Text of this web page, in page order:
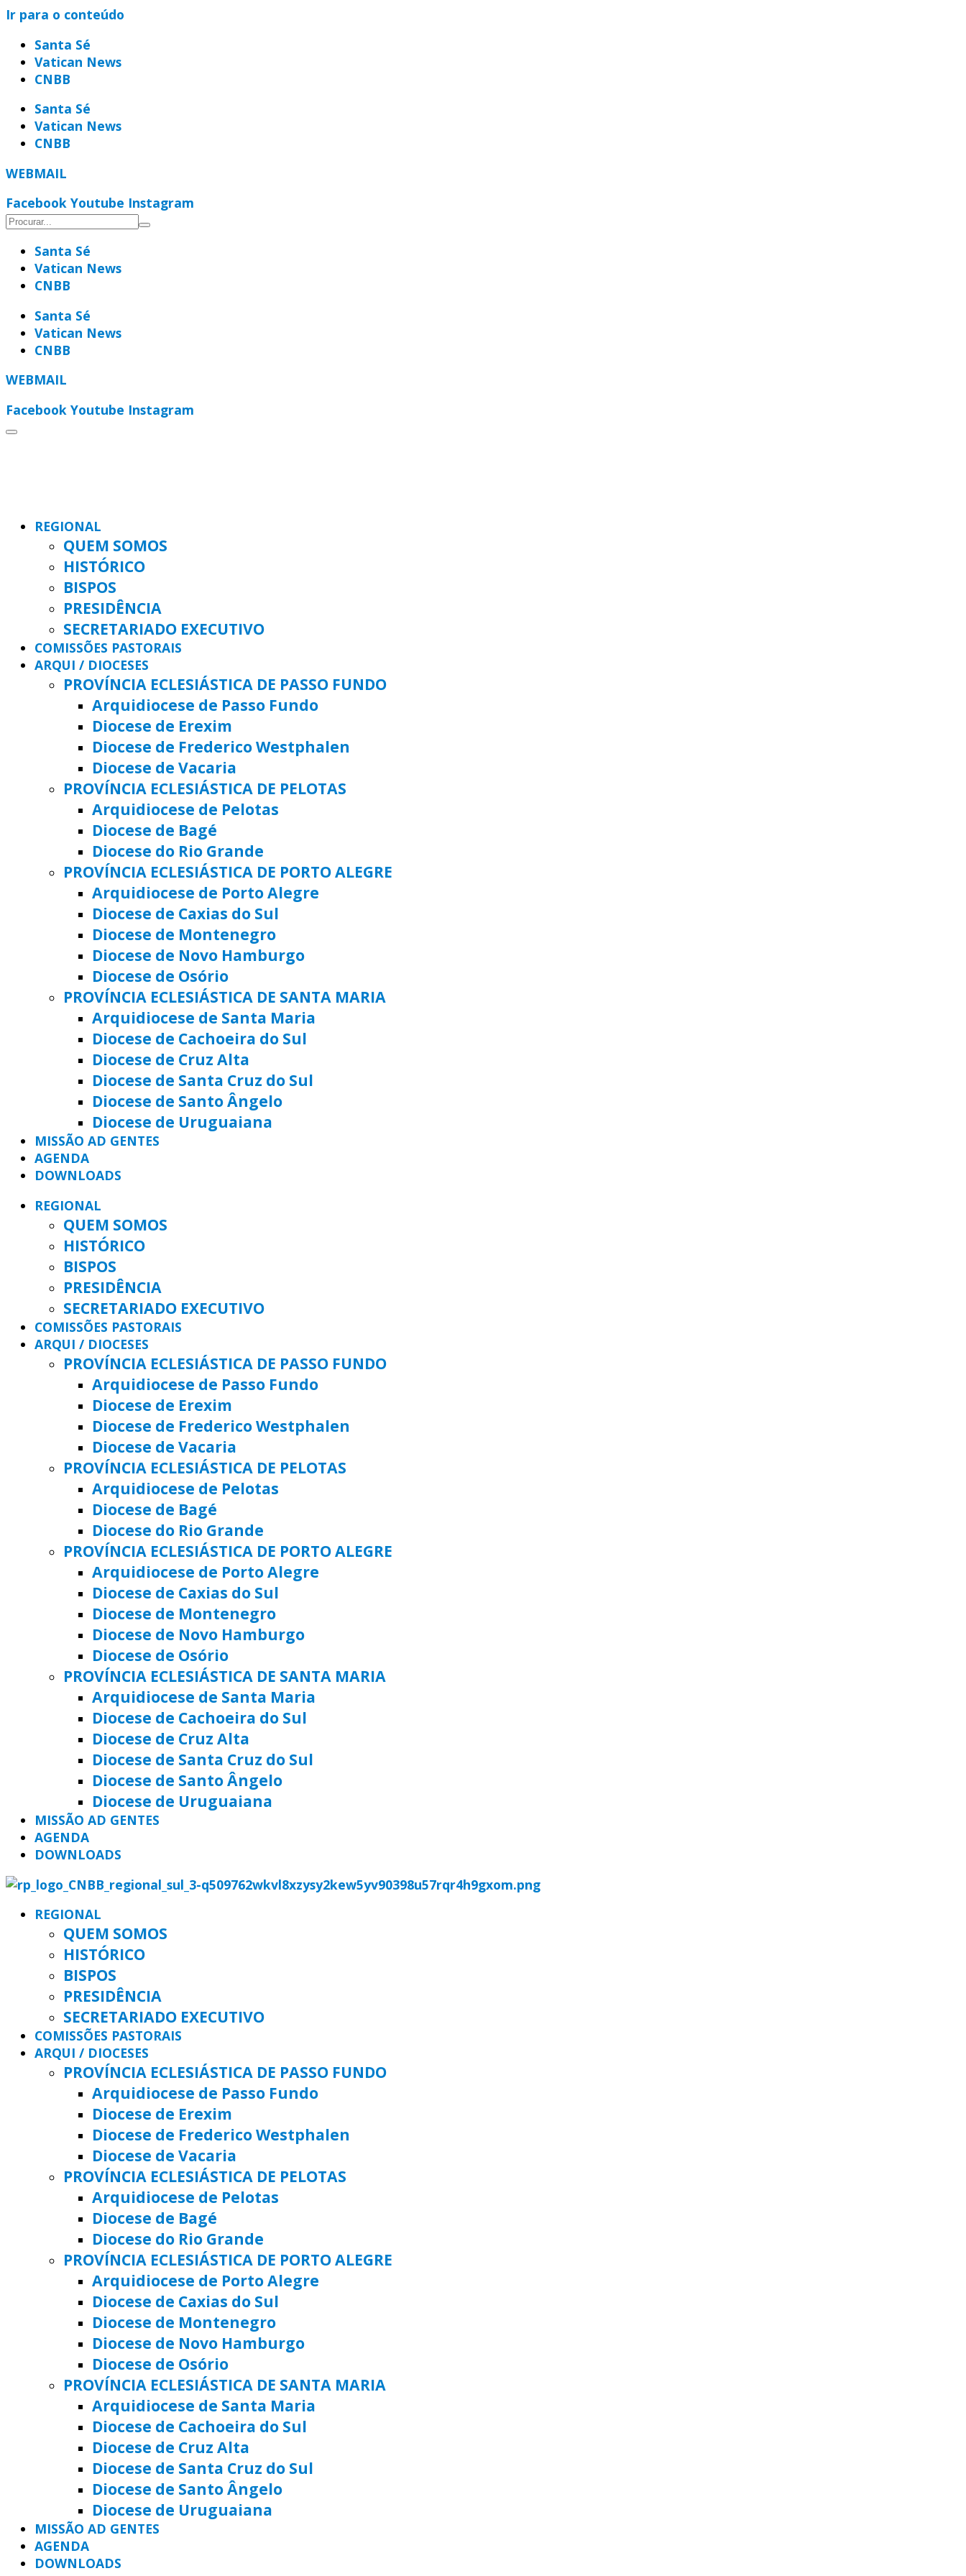
Ir para o conteúdo
Santa Sé
Vatican News
CNBB
Santa Sé
Vatican News
CNBB
WEBMAIL
Facebook Youtube Instagram
Santa Sé
Vatican News
CNBB
Santa Sé
Vatican News
CNBB
WEBMAIL
Facebook Youtube Instagram
REGIONAL
QUEM SOMOS
HISTÓRICO
BISPOS
PRESIDÊNCIA
SECRETARIADO EXECUTIVO
COMISSÕES PASTORAIS
ARQUI / DIOCESES
PROVÍNCIA ECLESIÁSTICA DE PASSO FUNDO
Arquidiocese de Passo Fundo
Diocese de Erexim
Diocese de Frederico Westphalen
Diocese de Vacaria
PROVÍNCIA ECLESIÁSTICA DE PELOTAS
Arquidiocese de Pelotas
Diocese de Bagé
Diocese do Rio Grande
PROVÍNCIA ECLESIÁSTICA DE PORTO ALEGRE
Arquidiocese de Porto Alegre
Diocese de Caxias do Sul
Diocese de Montenegro
Diocese de Novo Hamburgo
Diocese de Osório
PROVÍNCIA ECLESIÁSTICA DE SANTA MARIA
Arquidiocese de Santa Maria
Diocese de Cachoeira do Sul
Diocese de Cruz Alta
Diocese de Santa Cruz do Sul
Diocese de Santo Ângelo
Diocese de Uruguaiana
MISSÃO AD GENTES
AGENDA
DOWNLOADS
REGIONAL
QUEM SOMOS
HISTÓRICO
BISPOS
PRESIDÊNCIA
SECRETARIADO EXECUTIVO
COMISSÕES PASTORAIS
ARQUI / DIOCESES
PROVÍNCIA ECLESIÁSTICA DE PASSO FUNDO
Arquidiocese de Passo Fundo
Diocese de Erexim
Diocese de Frederico Westphalen
Diocese de Vacaria
PROVÍNCIA ECLESIÁSTICA DE PELOTAS
Arquidiocese de Pelotas
Diocese de Bagé
Diocese do Rio Grande
PROVÍNCIA ECLESIÁSTICA DE PORTO ALEGRE
Arquidiocese de Porto Alegre
Diocese de Caxias do Sul
Diocese de Montenegro
Diocese de Novo Hamburgo
Diocese de Osório
PROVÍNCIA ECLESIÁSTICA DE SANTA MARIA
Arquidiocese de Santa Maria
Diocese de Cachoeira do Sul
Diocese de Cruz Alta
Diocese de Santa Cruz do Sul
Diocese de Santo Ângelo
Diocese de Uruguaiana
MISSÃO AD GENTES
AGENDA
DOWNLOADS
REGIONAL
QUEM SOMOS
HISTÓRICO
BISPOS
PRESIDÊNCIA
SECRETARIADO EXECUTIVO
COMISSÕES PASTORAIS
ARQUI / DIOCESES
PROVÍNCIA ECLESIÁSTICA DE PASSO FUNDO
Arquidiocese de Passo Fundo
Diocese de Erexim
Diocese de Frederico Westphalen
Diocese de Vacaria
PROVÍNCIA ECLESIÁSTICA DE PELOTAS
Arquidiocese de Pelotas
Diocese de Bagé
Diocese do Rio Grande
PROVÍNCIA ECLESIÁSTICA DE PORTO ALEGRE
Arquidiocese de Porto Alegre
Diocese de Caxias do Sul
Diocese de Montenegro
Diocese de Novo Hamburgo
Diocese de Osório
PROVÍNCIA ECLESIÁSTICA DE SANTA MARIA
Arquidiocese de Santa Maria
Diocese de Cachoeira do Sul
Diocese de Cruz Alta
Diocese de Santa Cruz do Sul
Diocese de Santo Ângelo
Diocese de Uruguaiana
MISSÃO AD GENTES
AGENDA
DOWNLOADS